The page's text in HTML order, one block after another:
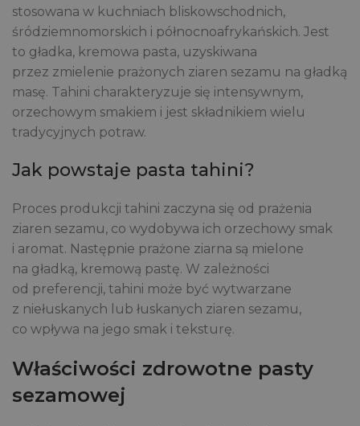
stosowana w kuchniach bliskowschodnich,
śródziemnomorskich i północnoafrykańskich. Jest
to gładka, kremowa pasta, uzyskiwana
przez zmielenie prażonych ziaren sezamu na gładką
masę. Tahini charakteryzuje się intensywnym,
orzechowym smakiem i jest składnikiem wielu
tradycyjnych potraw.
Jak powstaje pasta tahini?
Proces produkcji tahini zaczyna się od prażenia
ziaren sezamu, co wydobywa ich orzechowy smak
i aromat. Następnie prażone ziarna są mielone
na gładką, kremową pastę. W zależności
od preferencji, tahini może być wytwarzane
z niełuskanych lub łuskanych ziaren sezamu,
co wpływa na jego smak i teksturę.
Właściwości zdrowotne pasty
sezamowej